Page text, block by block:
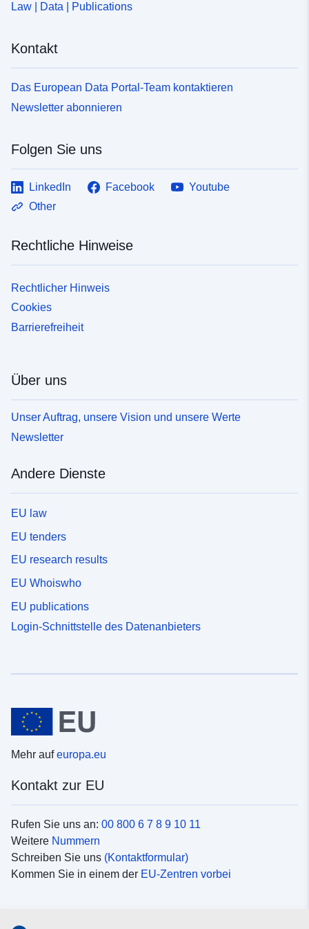
Law | Data | Publications
Kontakt
Das European Data Portal-Team kontaktieren
Newsletter abonnieren
Folgen Sie uns
LinkedIn Facebook
Youtube
Other
Rechtliche Hinweise
Rechtlicher Hinweis
Cookies
Barrierefreiheit
Über uns
Unser Auftrag, unsere Vision und unsere Werte
Newsletter
Andere Dienste
EU law
EU tenders
EU research results
EU Whoiswho
EU publications
Login-Schnittstelle des Datenanbieters
Mehr aufeuropa.eu
Kontakt zur EU
Rufen Sie uns an: 00 800 6 7 8 9 10 11
Weitere Nummern
Schreiben Sie uns (Kontaktformular)
Kommen Sie in einem der EU-Zentren vorbei